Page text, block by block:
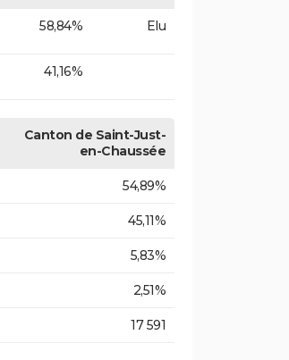
58,84% Elu
41,16%
Canton de Saint-Just-
en-Chaussée
54,89%
45,11%
5,83%
2,51%
17 591